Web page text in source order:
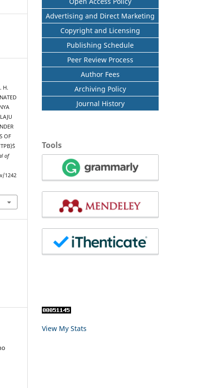
H.
OF
of
1242
Advertising and Direct Marketing
Copyright and Licensing
Publishing Schedule
Peer Review Process
Author Fees
Archiving Policy
Journal History
Tools
View My Stats